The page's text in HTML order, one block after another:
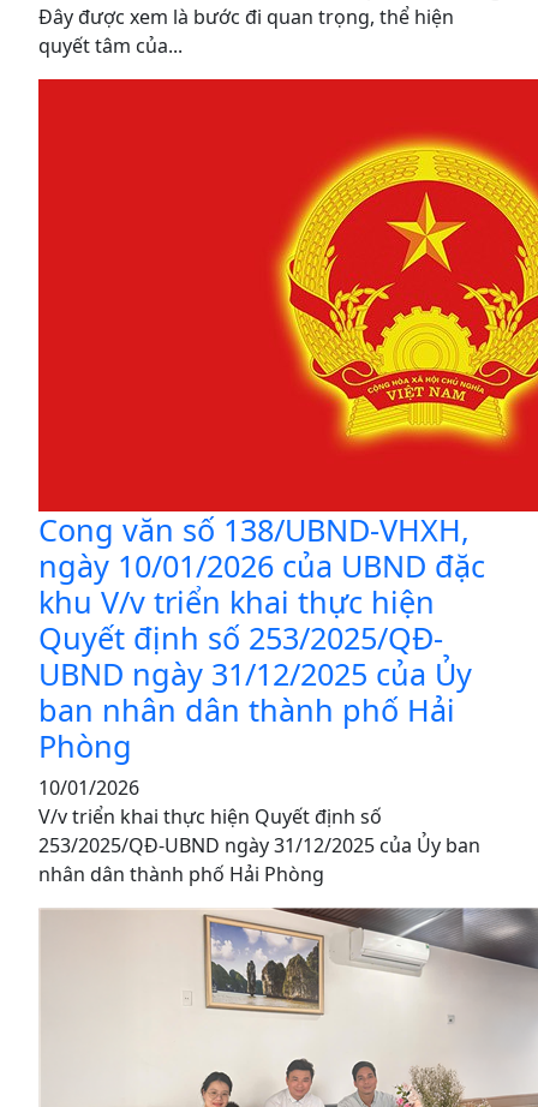
Đây được xem là bước đi quan trọng, thể hiện
quyết tâm của...
Cong văn số 138/UBND-VHXH,
ngày 10/01/2026 của UBND đặc
khu V/v triển khai thực hiện
Quyết định số 253/2025/QĐ-
UBND ngày 31/12/2025 của Ủy
ban nhân dân thành phố Hải
Phòng
10/01/2026
V/v triển khai thực hiện Quyết định số
253/2025/QĐ-UBND ngày 31/12/2025 của Ủy ban
nhân dân thành phố Hải Phòng